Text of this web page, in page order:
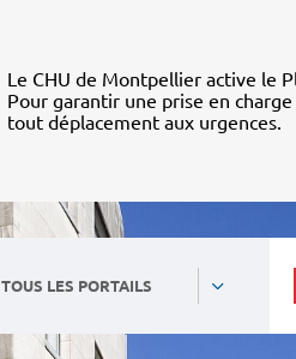
Le CHU de Montpellier active le
Pour garantir une prise en
tout déplacement aux urgences.
TOUS LES PORTAILS